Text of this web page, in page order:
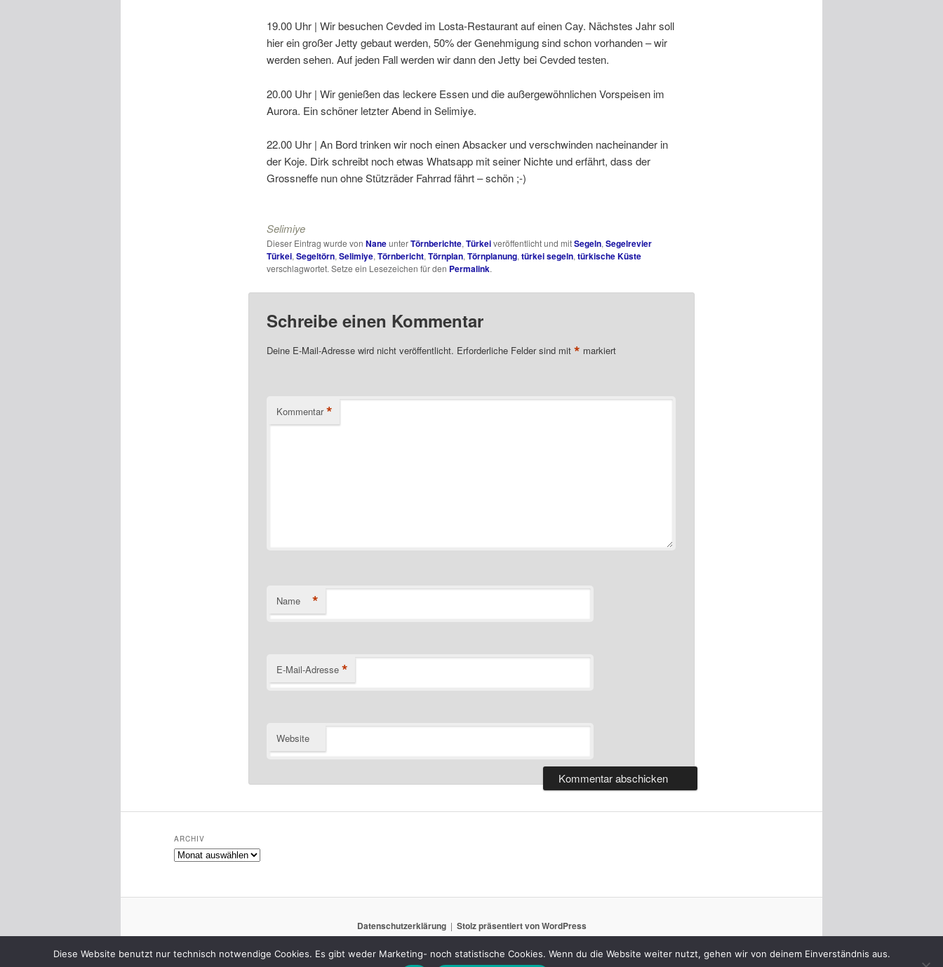
19.00 Uhr | Wir besuchen Cevded im Losta-Restaurant auf einen Cay. Nächstes Jahr soll
hier ein großer Jetty gebaut werden, 50% der Genehmigung sind schon vorhanden – wir
werden sehen. Auf jeden Fall werden wir dann den Jetty bei Cevded testen.
20.00 Uhr | Wir genießen das leckere Essen und die außergewöhnlichen Vorspeisen im
Aurora. Ein schöner letzter Abend in Selimiye.
22.00 Uhr | An Bord trinken wir noch einen Absacker und verschwinden nacheinander in
der Koje. Dirk schreibt noch etwas Whatsapp mit seiner Nichte und erfährt, dass der
Grossneffe nun ohne Stützräder Fahrrad fährt – schön ;-)
Selimiye
Dieser Eintrag wurde von NaneunterTörnberichte,Türkeiveröffentlicht und mitSegeln,Segelrevier
Türkei,Segeltörn,Selimiye,Törnbericht,Törnplan,Törnplanung,türkei segeln,türkische Küste
verschlagwortet. Setze ein Lesezeichen für den Permalink.
Schreibe einen Kommentar
Deine E-Mail-Adresse wird nicht veröffentlicht. Erforderliche Felder sind mit * markiert
Kommentar *
Name *
E-Mail-Adresse *
Website
ARCHIV
Archiv
Datenschutzerklärung Stolz präsentiert von WordPress
Diese Website benutzt nur technisch notwendige Cookies. Es gibt weder Marketing- noch statistische Cookies. Wenn du die Website weiter nutzt, gehen wir von deinem Einverständnis aus.